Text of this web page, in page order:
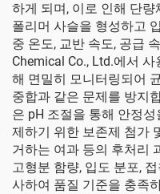
하게 되며, 이로 인해 단
폴리머 사슬을 형성하고
중 온도, 교반 속도, 공급
Chemical Co., Ltd.에서
해 면밀히 모니터링되어
중합과 같은 문제를 방지
은 pH 조절을 통해 안정
제하기 위한 보존제 첨가
거하는 여과 등의 후처리
고형분 함량, 입도 분포,
사하여 품질 기준을 충족